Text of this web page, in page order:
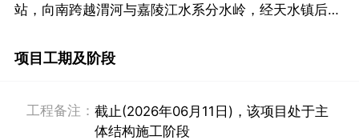
站，向南跨越渭河与嘉陵江水系分水岭，经天水镇后进
铁路陇南西站，线路全长229公里。
2. 项目贯通线长度270公里，配套疏解线合计长度12公
里，共73座，其中特大桥48公里，共33座；大中桥11
公里，共40座。设有隧道总长150公里，共56座，其中
项目工期及阶段
工程备注： 截止(2026年06月11日)，该项目处于主
体结构施工阶段